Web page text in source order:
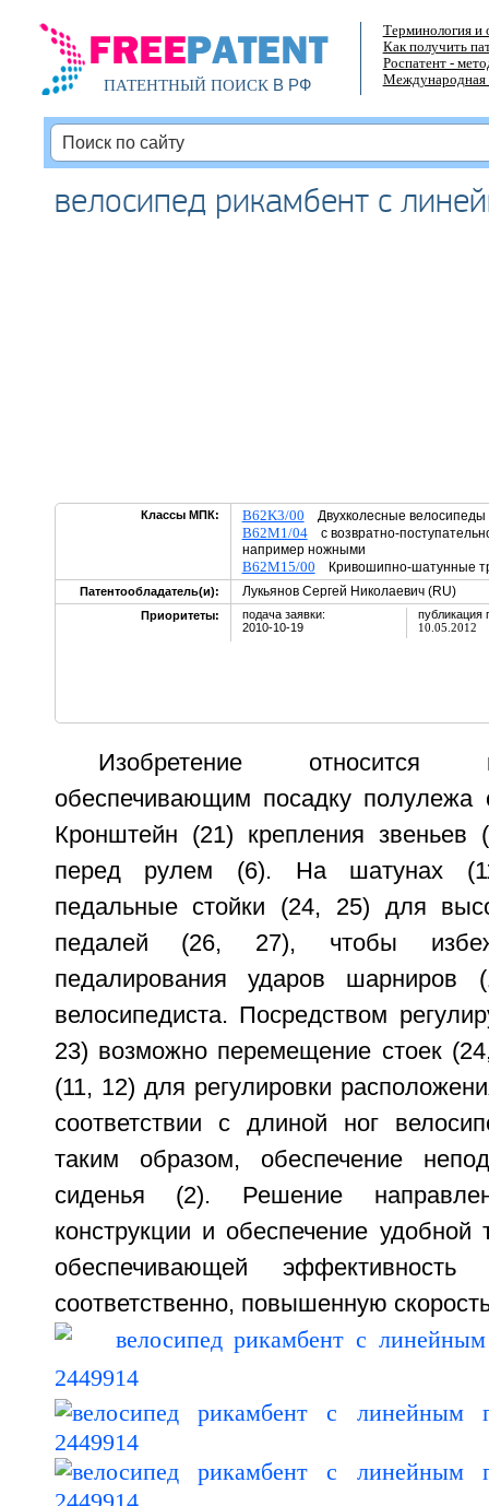
ПАТЕНТНЫЙ ПОИСКВ РФ
Терминология и
Как получить
Роспатент -
Международная
велосипед рикамбент с
Классы МПК: B62K3/00 Двухколесные велосипеды
B62M1/04с возвратно-
например ножными
B62M15/00 Кривошипно-шатунные
Патентообладатель(и): Лукьянов Сергей Николаевич (RU)
Приоритеты:
подача заявки:
2010-10-19
публикация
10.05.2012
Изобретение относится
обеспечивающим посадку полулежа
Кронштейн (21) крепления звеньев
перед рулем (6). На шатунах
педальные стойки (24, 25) для
педалей (26, 27), чтобы
педалирования ударов
велосипедиста. Посредством
23) возможно перемещение стоек
(11, 12) для регулировки
соответствии с длиной ног
таким образом, обеспечение
сиденья (2). Решение
конструкции и обеспечение удобной
обеспечивающей
соответственно, повышенную